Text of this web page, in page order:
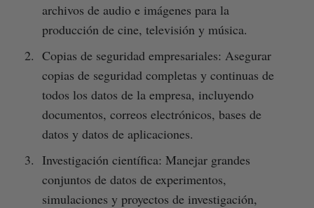
archivos de audio e imágenes para la
producción de cine, televisión y música.
Copias de seguridad empresariales: Asegurar
copias de seguridad completas y continuas de
todos los datos de la empresa, incluyendo
documentos, correos electrónicos, bases de
datos y datos de aplicaciones.
Investigación científica: Manejar grandes
conjuntos de datos de experimentos,
simulaciones y proyectos de investigación,